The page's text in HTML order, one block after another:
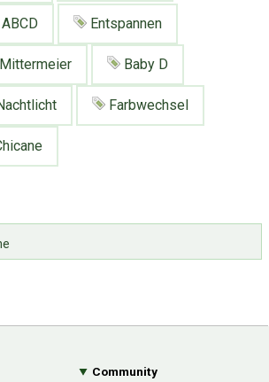
ABCD Entspannen
Mittermeier Baby D
Farbwechsel
Community